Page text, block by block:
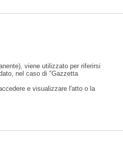
viene utilizzato per riferirsi
nel caso di "Gazzetta
e visualizzare l'atto o la